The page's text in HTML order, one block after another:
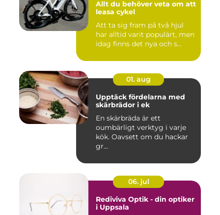
Allt du behöver veta om att
leasa cykel
Att ta sig fram på två hjul
har alltid varit populärt, men
idag finns det nya och s...
01. aug
Upptäck fördelarna med
skärbrädor i ek
En skärbräda är ett
oumbärligt verktyg i varje
kök. Oavsett om du hackar
gr...
06. jul
Rediviva Optik - din optiker
i Uppsala